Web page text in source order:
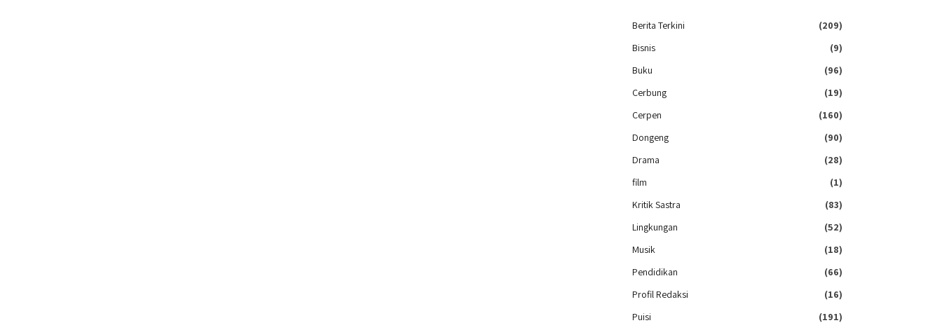
Berita Terkini
(209)
Bisnis
(9)
Buku
(96)
Cerbung
(19)
Cerpen
(160)
Dongeng
(90)
Drama
(28)
film
(1)
Kritik Sastra
(83)
Lingkungan
(52)
Musik
(18)
Pendidikan
(66)
Profil Redaksi
(16)
Puisi
(191)